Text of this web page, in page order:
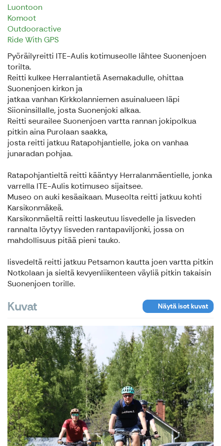
Luontoon
Komoot
Outdooractive
Ride With GPS
Pyöräilyreitti ITE-Aulis kotimuseolle lähtee Suonenjoen
torilta.
Reitti kulkee Herralantietä Asemakadulle, ohittaa
Suonenjoen kirkon ja
jatkaa vanhan Kirkkolanniemen asuinalueen läpi
Siioninsillalle, josta Suonenjoki alkaa.
Reitti seurailee Suonenjoen vartta rannan jokipolkua
pitkin aina Purolaan saakka,
josta reitti jatkuu Ratapohjantielle, joka on vanhaa
junaradan pohjaa.
Ratapohjantieltä reitti kääntyy Herralanmäentielle, jonka
varrella ITE-Aulis kotimuseo sijaitsee.
Museo on auki kesäaikaan. Museolta reitti jatkuu kohti
Karsikonmäkeä.
Karsikonmäeltä reitti laskeutuu Iisvedelle ja Iisveden
rannalta löytyy Iisveden rantapaviljonki, jossa on
mahdollisuus pitää pieni tauko.
Iisvedeltä reitti jatkuu Petsamon kautta joen vartta pitkin
Notkolaan ja sieltä kevyenliikenteen väyliä pitkin takaisin
Suonenjoen torille.
Kuvat Näytä isot kuvat